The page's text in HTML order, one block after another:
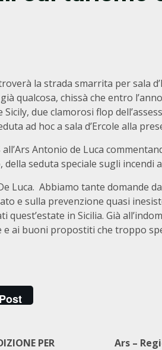
la strada smarrita per sala
qualcosa, chissà che entro
Sicily, due clamorosi flop
ad hoc a sala d’Ercole alla
Antonio de Luca
seduta speciale sugli incendi
Luca. Abbiamo tante domande
e sulla prevenzione quasi
in Sicilia. Già
ai buoni propostiti che troppo
Post
PER
Ars –